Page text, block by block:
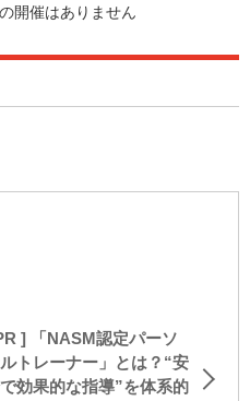
開催はありません
] 「NASM認定パーソ
トレーナー」とは？“安
効果的な指導”を体系的